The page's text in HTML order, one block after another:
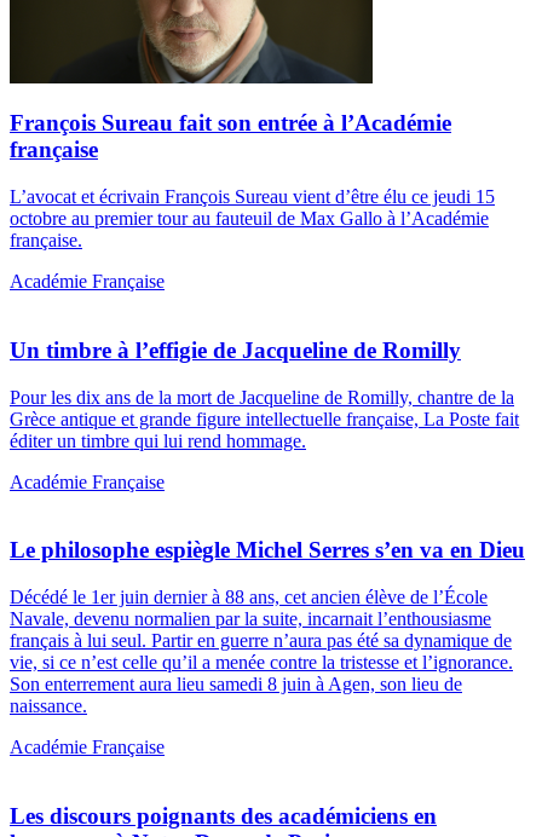
François Sureau fait son entrée à l’Académie
française
L’avocat et écrivain François Sureau vient d’être élu ce jeudi 15
octobre au premier tour au fauteuil de Max Gallo à l’Académie
française.
Académie Française
Un timbre à l’effigie de Jacqueline de Romilly
Pour les dix ans de la mort de Jacqueline de Romilly, chantre de la
Grèce antique et grande figure intellectuelle française, La Poste fait
éditer un timbre qui lui rend hommage.
Académie Française
Le philosophe espiègle Michel Serres s’en va en Dieu
Décédé le 1er juin dernier à 88 ans, cet ancien élève de l’École
Navale, devenu normalien par la suite, incarnait l’enthousiasme
français à lui seul. Partir en guerre n’aura pas été sa dynamique de
vie, si ce n’est celle qu’il a menée contre la tristesse et l’ignorance.
Son enterrement aura lieu samedi 8 juin à Agen, son lieu de
naissance.
Académie Française
Les discours poignants des académiciens en